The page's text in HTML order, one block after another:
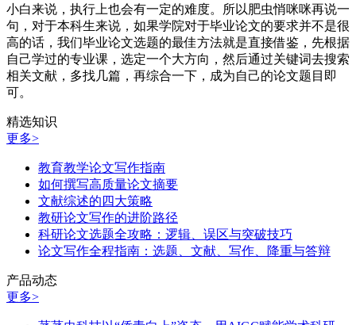
小白来说，执行上也会有一定的难度。所以肥虫悄咪咪再说一
句，对于本科生来说，如果学院对于毕业论文的要求并不是很
高的话，我们毕业论文选题的最佳方法就是直接借鉴，先根据
自己学过的专业课，选定一个大方向，然后通过关键词去搜索
相关文献，多找几篇，再综合一下，成为自己的论文题目即
可。
精选知识
更多>
教育教学论文写作指南
如何撰写高质量论文摘要
文献综述的四大策略
教研论文写作的进阶路径
科研论文选题全攻略：逻辑、误区与突破技巧
论文写作全程指南：选题、文献、写作、降重与答辩
产品动态
更多>